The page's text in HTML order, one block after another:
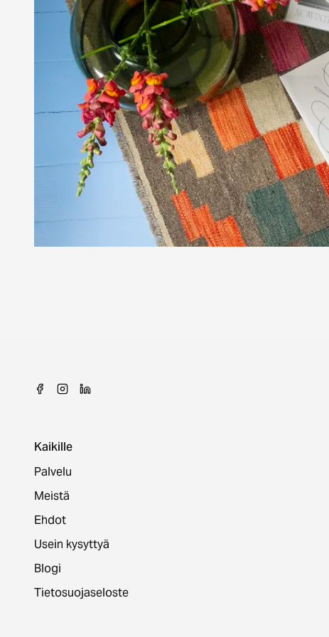
Kaikille
Palvelu
Meistä
Ehdot
Usein kysyttyä
Blogi
Tietosuojaseloste